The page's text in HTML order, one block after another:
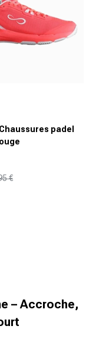
padel
€
– Accroche,